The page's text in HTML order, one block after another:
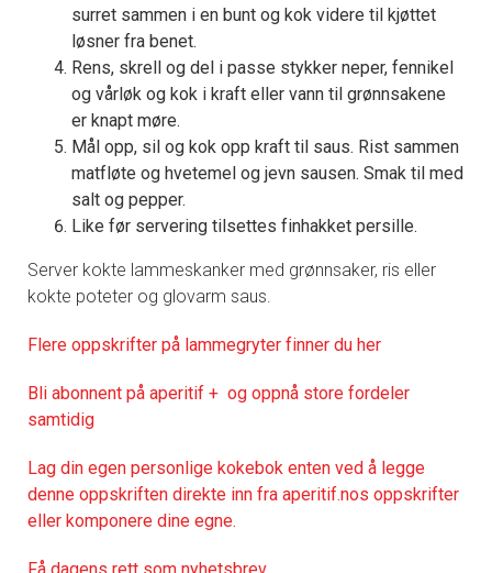
surret sammen i en bunt og kok videre til kjøttet
løsner fra benet.
Rens, skrell og del i passe stykker neper, fennikel
og vårløk og kok i kraft eller vann til grønnsakene
er knapt møre.
Mål opp, sil og kok opp kraft til saus. Rist sammen
matfløte og hvetemel og jevn sausen. Smak til med
salt og pepper.
Like før servering tilsettes finhakket persille.
Server kokte lammeskanker med grønnsaker, ris eller
kokte poteter og glovarm saus.
Flere oppskrifter på lammegryter finner du her
Bli abonnent på aperitif + og oppnå store fordeler
samtidig
Lag din egen personlige kokebok enten ved å legge
denne oppskriften direkte inn fra aperitif.nos oppskrifter
eller komponere dine egne.